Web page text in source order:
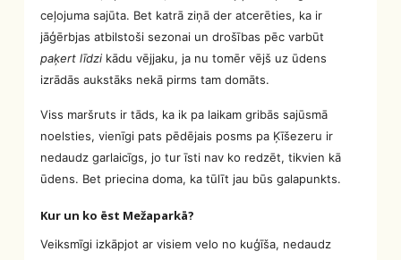
ceļojuma sajūta. Bet katrā ziņā der atcerēties, ka ir
jāģērbjas atbilstoši sezonai un drošības pēc varbūt
paķert līdzi kādu vējjaku, ja nu tomēr vējš uz ūdens
izrādās aukstāks nekā pirms tam domāts.
Viss maršruts ir tāds, ka ik pa laikam gribās sajūsmā
noelsties, vienīgi pats pēdējais posms pa Ķīšezeru ir
nedaudz garlaicīgs, jo tur īsti nav ko redzēt, tikvien kā
ūdens. Bet priecina doma, ka tūlīt jau būs galapunkts.
Kur un ko ēst Mežaparkā?
Veiksmīgi izkāpjot ar visiem velo no kuģīša, nedaudz